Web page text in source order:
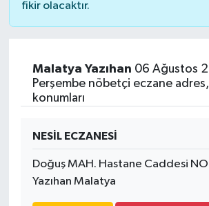
fikir olacaktır.
Malatya Yazıhan 06 Ağustos
Perşembe nöbetçi eczane
konumları
NESİL ECZANESİ
Doğuş MAH. Hastane Caddesi
Yazıhan Malatya